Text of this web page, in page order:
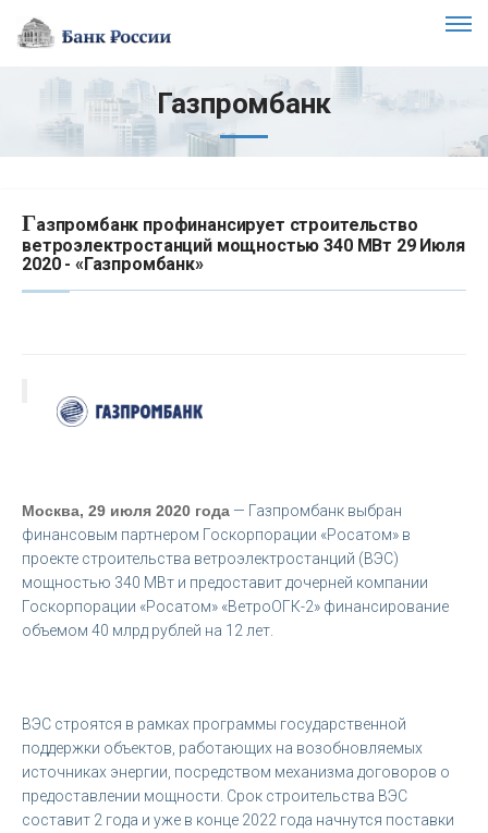
Газпромбанк
Газпромбанк профинансирует строительство
ветроэлектростанций мощностью 340 МВт 29 Июля
2020 - «Газпромбанк»
Москва, 29 июля 2020 года — Газпромбанк выбран
финансовым партнером Госкорпорации «Росатом» в
проекте строительства ветроэлектростанций (ВЭС)
мощностью 340 МВт и предоставит дочерней компании
Госкорпорации «Росатом» «ВетроОГК-2» финансирование
объемом 40 млрд рублей на 12 лет.
ВЭС строятся в рамках программы государственной
поддержки объектов, работающих на возобновляемых
источниках энергии, посредством механизма договоров о
предоставлении мощности. Срок строительства ВЭС
составит 2 года и уже в конце 2022 года начнутся поставки